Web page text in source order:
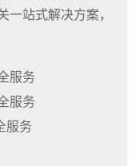
一站式解决方案，
服务
服务
服务